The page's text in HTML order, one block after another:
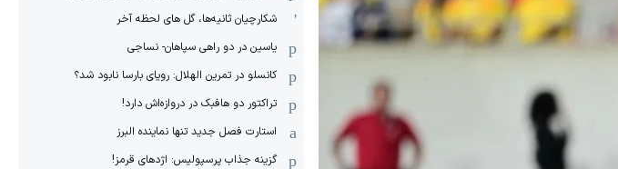
شکارچیان ثانیه‌ها، گل های لحظه آخر
یاسین در دو راهی سپاهان- نساجی
کانسلو در تمرین الهلال: رویای بارسا نابود شد؟
تراکتور دو هافبک در دروازه‌اش دارد!
استارت فصل جدید تنها نماینده البرز
گزینه جذاب پرسپولیس: اژدهای قرمز!